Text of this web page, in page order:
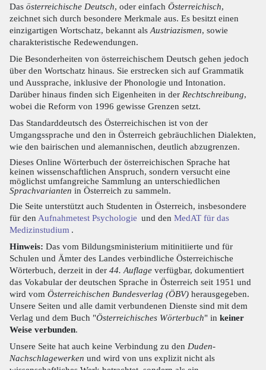
Das österreichische Deutsch, oder einfach Österreichisch,
zeichnet sich durch besondere Merkmale aus. Es besitzt einen
einzigartigen Wortschatz, bekannt als Austriazismen, sowie
charakteristische Redewendungen.
Die Besonderheiten von österreichischem Deutsch gehen jedoch
über den Wortschatz hinaus. Sie erstrecken sich auf Grammatik
und Aussprache, inklusive der Phonologie und Intonation.
Darüber hinaus finden sich Eigenheiten in der Rechtschreibung,
wobei die Reform von 1996 gewisse Grenzen setzt.
Das Standarddeutsch des Österreichischen ist von der
Umgangssprache und den in Österreich gebräuchlichen Dialekten,
wie den bairischen und alemannischen, deutlich abzugrenzen.
Dieses Online Wörterbuch der österreichischen Sprache hat
keinen wissenschaftlichen Anspruch, sondern versucht eine
möglichst umfangreiche Sammlung an unterschiedlichen
Sprachvarianten in Österreich zu sammeln.
Die Seite unterstützt auch Studenten in Österreich, insbesondere
für den Aufnahmetest Psychologie und den MedAT für das
Medizinstudium .
Hinweis: Das vom Bildungsministerium mitinitiierte und für
Schulen und Ämter des Landes verbindliche Österreichische
Wörterbuch, derzeit in der 44. Auflage verfügbar, dokumentiert
das Vokabular der deutschen Sprache in Österreich seit 1951 und
wird vom Österreichischen Bundesverlag (ÖBV) herausgegeben.
Unsere Seiten und alle damit verbundenen Dienste sind mit dem
Verlag und dem Buch "Österreichisches Wörterbuch" in keiner
Weise verbunden.
Unsere Seite hat auch keine Verbindung zu den Duden-
Nachschlagewerken und wird von uns explizit nicht als